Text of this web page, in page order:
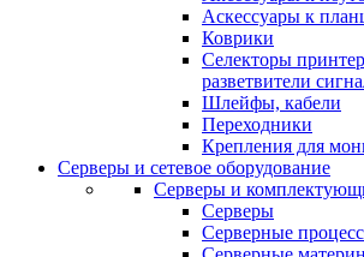
Аскессуары к
Коврики
Селекторы
разветвители
Шлейфы, кабели
Переходники
Крепления для
Серверы и сетевое оборудование
Серверы и
Серверы
Серверные